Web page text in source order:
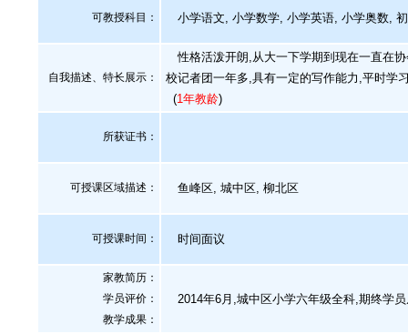
可教授科目： 小学语文, 小学数学, 小学英语, 小学奥数,
自我描述、特长展示 ：
性格活泼开朗,从大一下学期到现在一直在
校记者团一年多,具有一定的写作能力,平时学
(1年教龄)
所获证书 ：
可授课区域描述： 鱼峰区, 城中区, 柳北区
可授课时间： 时间面议
家教简历：
学员评价：
教学成果：
2014年6月,城中区小学六年级全科,期终学